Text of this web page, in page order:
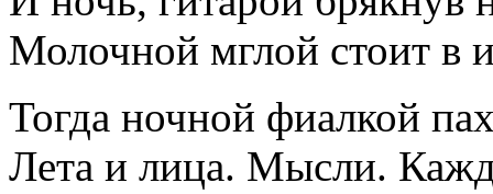
Молочной мглой стоит в
Тогда ночной фиалкой
Лета и лица. Мысли.